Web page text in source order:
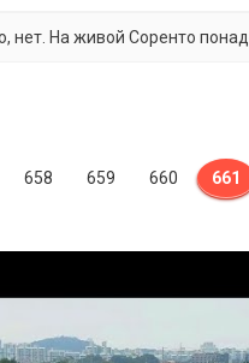
нет. На живой Соренто
658 659 660 661